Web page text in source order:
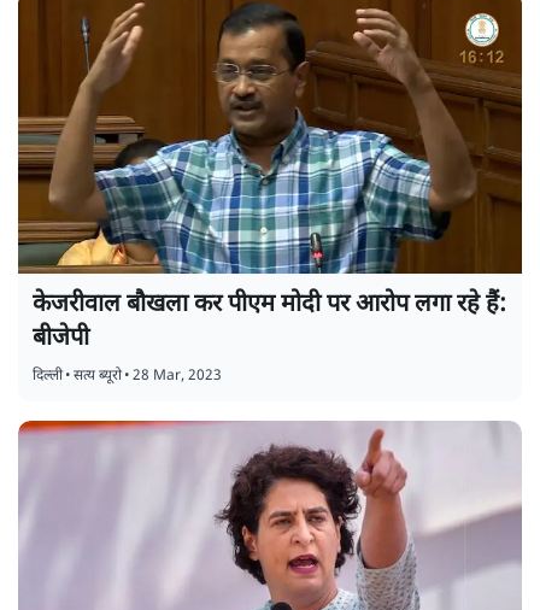
केजरीवाल बौखला कर पीएम मोदी पर आरोप लगा रहे हैं:
बीजेपी
दिल्ली•सत्य ब्यूरो•28 Mar, 2023